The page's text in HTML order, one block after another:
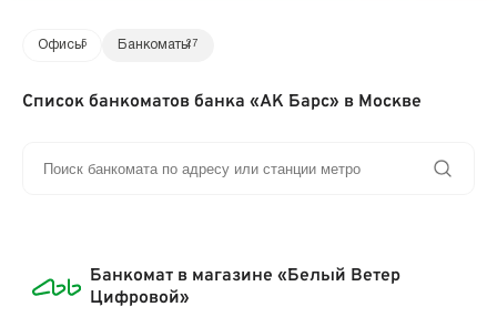
Офисы5 Банкоматы27
Список банкоматов банка «АК Барс» в Москве
Банкомат в магазине «Белый Ветер
Цифровой»